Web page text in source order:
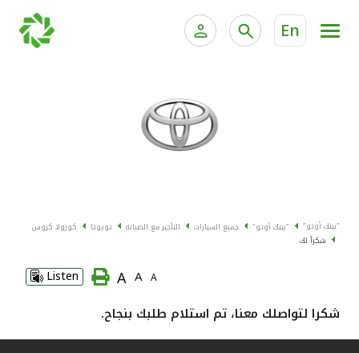
En
الخدمات المصرفية الإلكترونية للأفراد
الخدمات المصرفية الإلكترونية للشركات
الدراجات
"بيتك أوتو" "بيتك أوتو" جميع السيارات التأجير مع الصيانة تويوتا
كورولا كروس
شكراً لك
A
A
A
Listen
شكرا لتواصلك معنا، تم استلام طلبك بنجاح.